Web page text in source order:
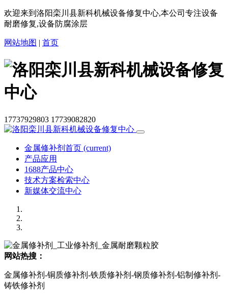
欢迎来到洛阳栾川县新科机械设备修复中心,本公司专注设备
耐磨修复,设备防腐涂层
网站地图 | 首页
17737929803 17739082820
金属修补剂首页 (current)
产品应用
1688产品中心
技术方案检索中心
新媒体交流中心
网站热搜：
金属修补剂-铜质修补剂-铁质修补剂-钢质修补剂-铝制修补剂-
铸铁修补剂